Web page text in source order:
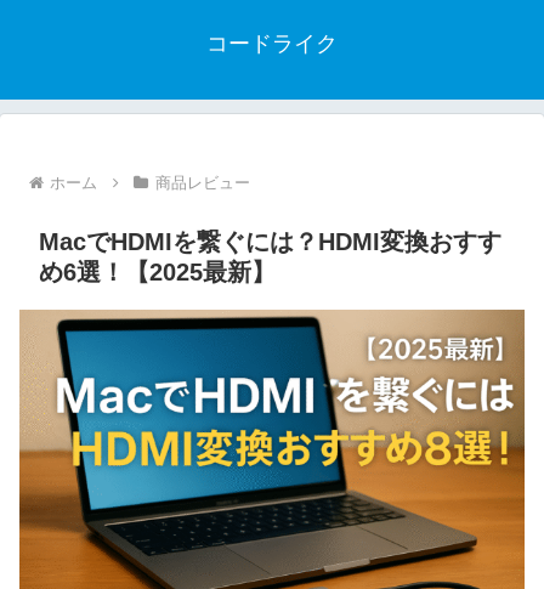
コードライク
ホーム 商品レビュー
MacでHDMIを繋ぐには？HDMI変換おすす
め6選！【2025最新】